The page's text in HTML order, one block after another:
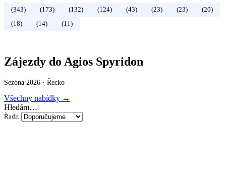
(343) (173) (132) (124) (43) (23) (23)
(20)
(18)
(14) (11)
Zájezdy do Agios Spyridon
Sezóna 2026 · Řecko
Všechny nabídky →
Hledám…
Řadit: